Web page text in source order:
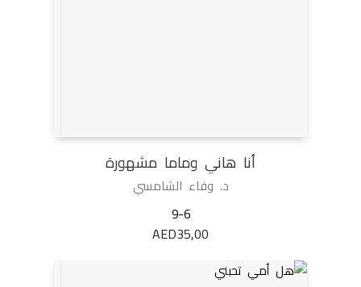
أنا هاني وماما مشهورة
د. وفاء الشامسي
9-6
AED35,00